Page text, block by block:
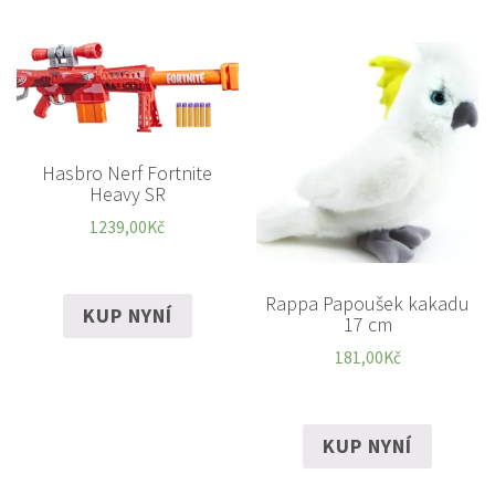
Hasbro Nerf Fortnite
Heavy SR
1239,00Kč
KUP NYNÍ
Rappa Papoušek kakadu
17 cm
181,00Kč
KUP NYNÍ